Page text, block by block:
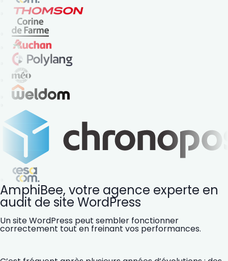
AmphiBee, votre agence experte en
audit de site WordPress
Un site WordPress peut sembler fonctionner
correctement tout en freinant vos performances.